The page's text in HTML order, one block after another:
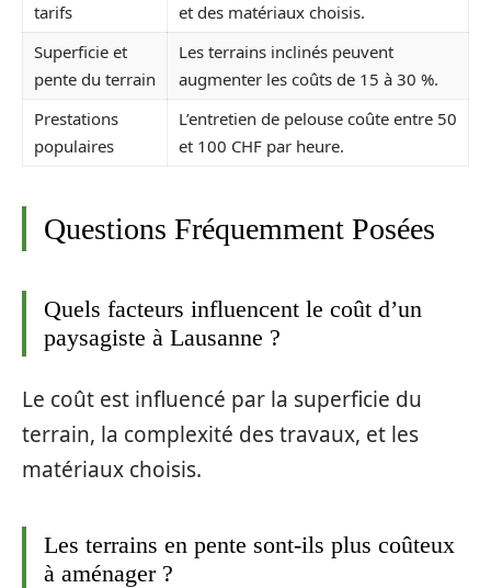
tarifs
et des matériaux choisis.
Superficie et
pente du terrain
Les terrains inclinés peuvent
augmenter les coûts de 15 à 30 %.
Prestations
populaires
L’entretien de pelouse coûte entre 50
et 100 CHF par heure.
Questions Fréquemment Posées
Quels facteurs influencent le coût d’un
paysagiste à Lausanne ?
Le coût est influencé par la superficie du
terrain, la complexité des travaux, et les
matériaux choisis.
Les terrains en pente sont-ils plus coûteux
à aménager ?